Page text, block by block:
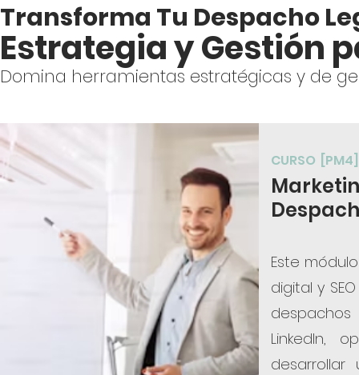
CURSO [PM4]
Este
digital y
LinkedIn,
Transforma Tu Despacho
Estrategia y Gestión
Domina herramientas estratégicas y de